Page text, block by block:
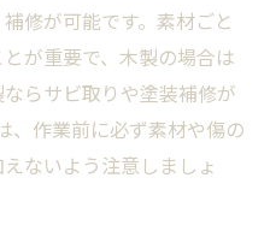
修が可能です。素材ごと
が重要で、木製の場合は
らサビ取りや塗装補修が
、作業前に必ず素材や傷の
ないよう注意しましょ